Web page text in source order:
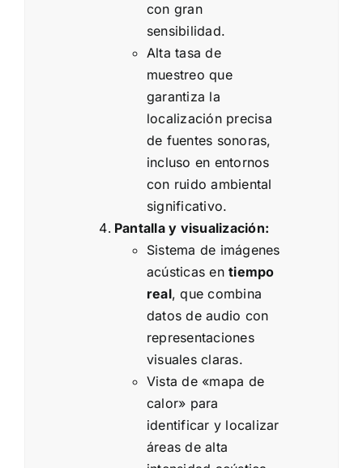
con gran
sensibilidad.
Alta tasa de
muestreo que
garantiza la
localización precisa
de fuentes sonoras,
incluso en entornos
con ruido ambiental
significativo.
Pantalla y visualización:
Sistema de imágenes
acústicas entiempo
real, que combina
datos de audio con
representaciones
visuales claras.
Vista de «mapa de
calor» para
identificar y localizar
áreas de alta